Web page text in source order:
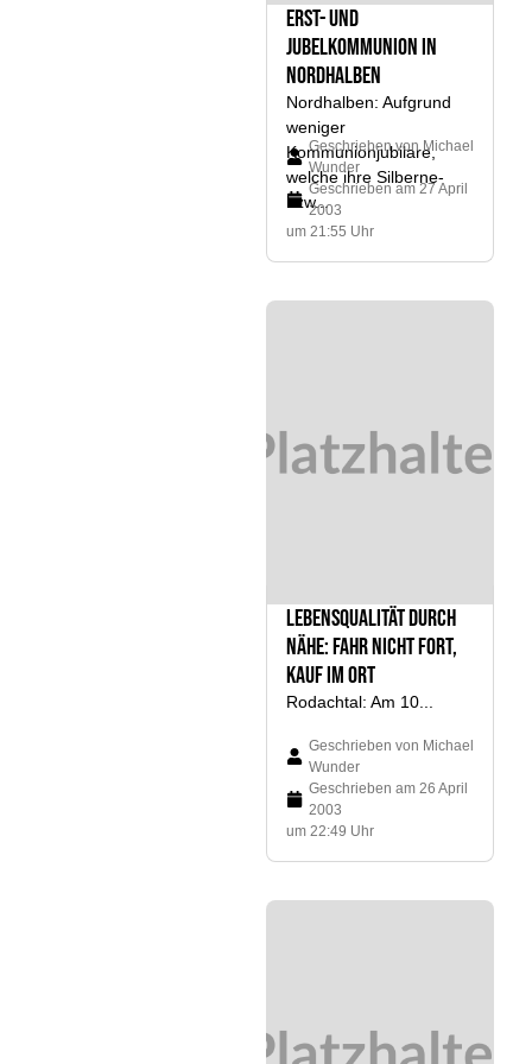
Erst- und
Jubelkommunion in
Nordhalben
Nordhalben: Aufgrund
weniger
Kommunionjubilare,
welche ihre Silberne-
bzw...
Geschrieben vonMichael
Wunder
Geschrieben am 27 April
2003
um 21:55 Uhr
LebensQualität durch
Nähe: Fahr nicht fort,
kauf im Ort
Rodachtal: Am 10...
Geschrieben von Michael
Wunder
Geschrieben am 26 April
2003
um 22:49 Uhr